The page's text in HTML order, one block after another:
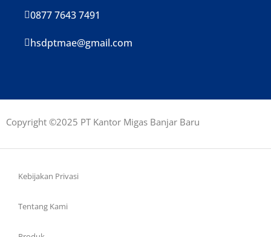
0877 7643 7491
hsdptmae@gmail.com
Copyright ©2025 PT Kantor Migas Banjar Baru
Kebijakan Privasi
Tentang Kami